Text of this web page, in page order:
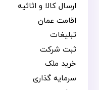
ارسال کالا و اثاثیه
اقامت عمان
تبلیغات
ثبت شرکت
خرید ملک
سرمایه گذاری